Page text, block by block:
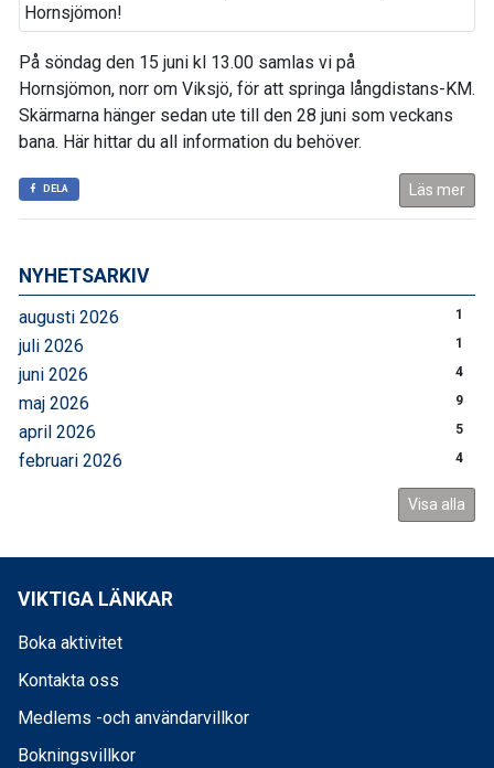
NYHETSARKIV
augusti 2026 1
juli 2026 1
juni 2026 4
maj 2026 9
april 2026 5
februari 2026 4
Visa alla
På söndag den 15 juni kl 13.00 samlas vi på
Hornsjömon, norr om Viksjö, för att springa långdistans-KM.
Skärmarna hänger sedan ute till den 28 juni som veckans
bana. Här hittar du all information du behöver.
DELA Läs mer
VIKTIGA LÄNKAR
Boka aktivitet
Kontakta oss
Medlems -och användarvillkor
Bokningsvillkor